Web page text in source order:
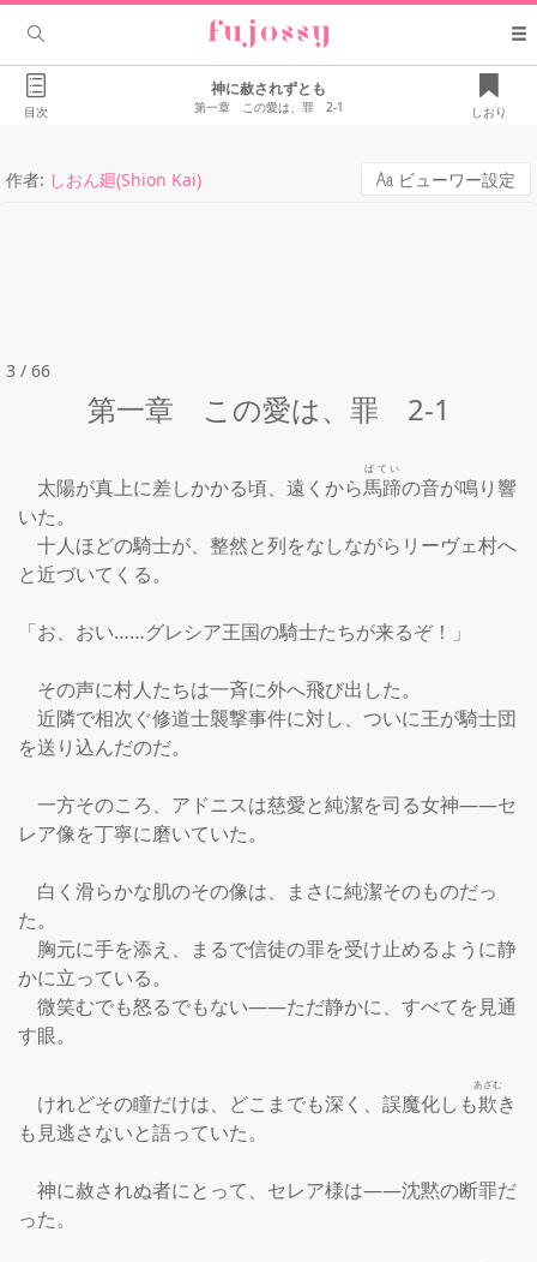
目次
神に赦されずとも
第一章 この愛は、罪 2-1 しおり
作者: しおん廻(Shion Kai) ビューワー設定
3 / 66
第一章 この愛は、罪 2-1
太陽が真上に差しかかる頃、遠くから馬蹄
ばてい
の音が鳴り響
いた。
十人ほどの騎士が、整然と列をなしながらリーヴェ村へ
と近づいてくる。
「お、おい……グレシア王国の騎士たちが来るぞ！」
その声に村人たちは一斉に外へ飛び出した。
近隣で相次ぐ修道士襲撃事件に対し、ついに王が騎士団
を送り込んだのだ。
一方そのころ、アドニスは慈愛と純潔を司る女神――セ
レア像を丁寧に磨いていた。
白く滑らかな肌のその像は、まさに純潔そのものだっ
た。
胸元に手を添え、まるで信徒の罪を受け止めるように静
かに立っている。
微笑むでも怒るでもない――ただ静かに、すべてを見通
す眼。
けれどその瞳だけは、どこまでも深く、誤魔化しも欺
あざむ
き
も見逃さないと語っていた。
神に赦されぬ者にとって、セレア様は――沈黙の断罪だ
った。